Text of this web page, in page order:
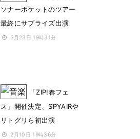
ソナーポケットのツアー
最終にサプライズ出演
5月23日 19時31分
「ZIP!春フェ
ス」開催決定、SPYAIRや
リトグリら初出演
2月10日 19時36分